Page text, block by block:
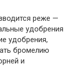
реже —
удобрения
удобрения,
бромелию
и